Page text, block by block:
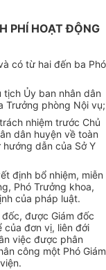
PHÍ HOẠT ĐỘNG
có từ hai đến ba Phó
tịch Ủy ban nhân dân
Trưởng phòng Nội vụ;
nhiệm trước Chủ
dân huyện về toàn
dẫn của Sở Y
định bổ nhiệm, miễn
Phó Trưởng khoa,
của pháp luật.
được Giám đốc
của đơn vị, liên đới
việc được phân
công một Phó Giám